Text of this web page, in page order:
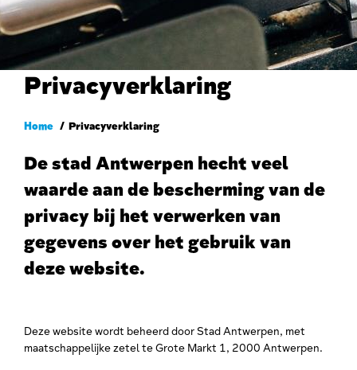
Privacyverklaring
Kruimelpad
Home Privacyverklaring
De stad Antwerpen hecht veel
waarde aan de bescherming van de
privacy bij het verwerken van
gegevens over het gebruik van
deze website.
Deze website wordt beheerd door Stad Antwerpen, met
maatschappelijke zetel te Grote Markt 1, 2000 Antwerpen.